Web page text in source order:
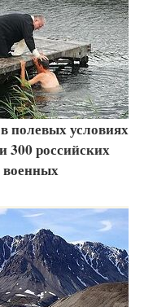
полевых условиях
300 российских
военных